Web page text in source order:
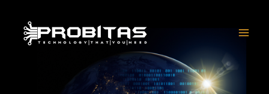
content